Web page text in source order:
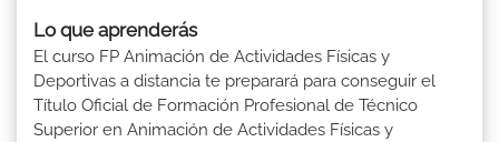
Lo que aprenderás
El curso FP Animación de Actividades Físicas y
Deportivas a distancia te preparará para conseguir el
Título Oficial de Formación Profesional de Técnico
Superior en Animación de Actividades Físicas y